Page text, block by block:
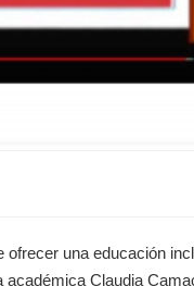
una educación
Claudia